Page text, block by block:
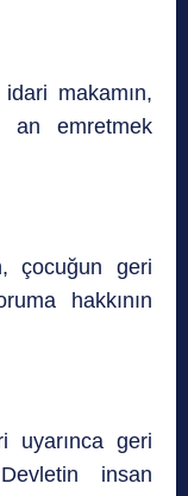
makamın,
an emretmek
çocuğun geri
hakkının
uyarınca geri
insan